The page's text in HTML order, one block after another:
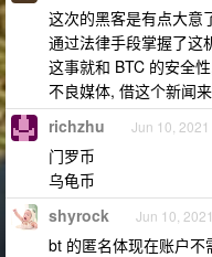
这次的黑客是有点大意
通过法律手段掌握了这
这事就和 BTC 的安全
不良媒体, 借这个新闻
richzhu Jun 10, 2021
门罗币
乌龟币
shyrock Jun 10, 2021
bt 的匿名体现在账户